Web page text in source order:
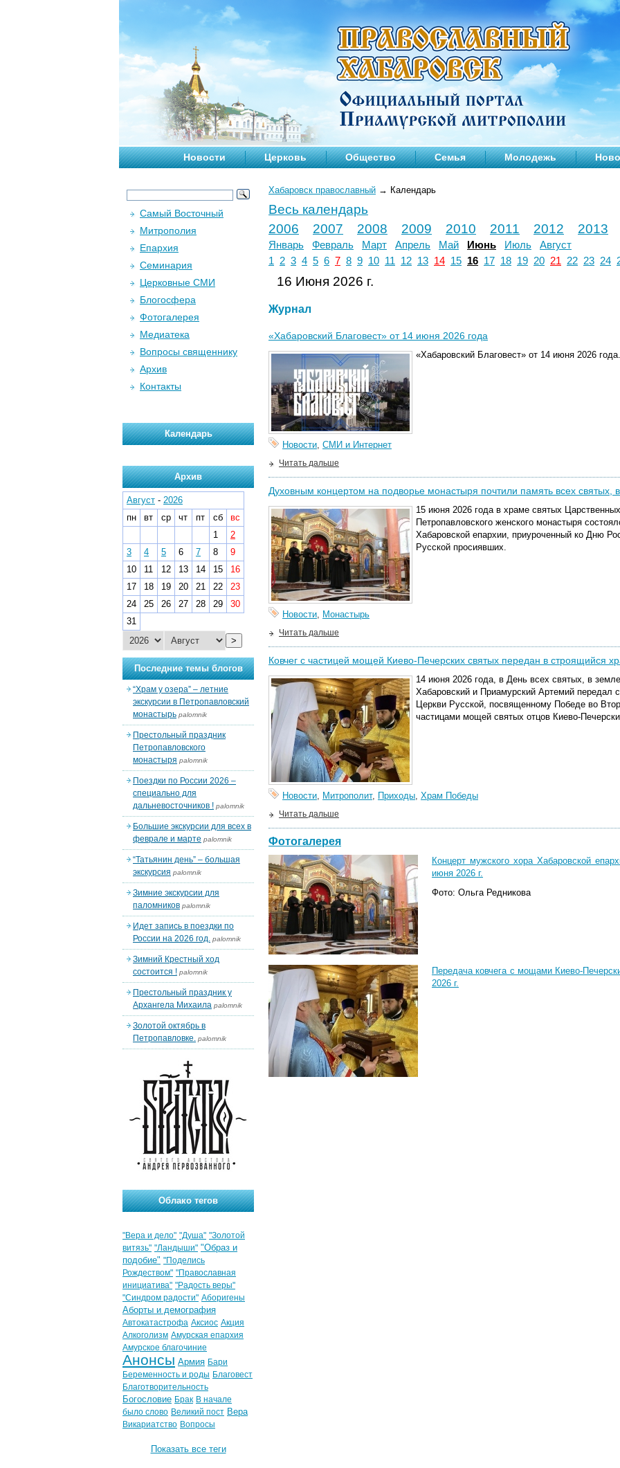
Новости Церковь Общество Семья Молодежь
Хабаровск православный → Календарь
Весь календарь
2006
2007 2008 2009 2010 2011 2012 2013
Январь Февраль Март Апрель Май Июнь Июль
Август
1
2 3 4 5 6 7 8 9 10 11 12 13 14 15 16 17 18 19 20 21 22 23 24
16 Июня 2026 г.
Журнал
«Хабаровский Благовест» от 14 июня 2026 года
«Хабаровский Благовест» от 14 июня 2026 года.
Новости, СМИ и Интернет
Читать дальше
Духовным концертом на подворье монастыря почтили память всех святых,
15 июня 2026 года в храме святых
Петропавловского женского монастыря
Хабаровской епархии, приуроченный ко Дню
Русской просиявших.
Новости, Монастырь
Читать дальше
Ковчег с частицей мощей Киево-Печерских святых передан в строящийся
14 июня 2026 года, в День всех святых, в
Хабаровский и Приамурский Артемий передал
Церкви Русской, посвященному Победе во
частицами мощей святых отцов Киево-
Новости, Митрополит, Приходы, Храм Победы
Читать дальше
Фотогалерея
Концерт мужского хора Хабаровской
июня 2026 г.
Фото: Ольга Редникова
Передача ковчега с мощами Киево-
2026 г.
Самый Восточный
Митрополия
Епархия
Семинария
Церковные СМИ
Блогосфера
Фотогалерея
Медиатека
Вопросы священнику
Архив
Контакты
Календарь
Архив
Август - 2026
пн
вт ср чт пт сб
вс
1
2
3
4 5 6 7 8
9
10
11 12 13 14 15
16
17
18 19 20 21 22
23
24
25 26 27 28 29
30
31
>
Последние темы блогов
“Храм у озера” – летние
экскурсии в Петропавловский
монастырь palomnik
Престольный праздник
Петропавловского
монастыря palomnik
Поездки по России 2026 –
специально для
дальневосточников ! palomnik
Большие экскурсии для всех в
феврале и марте palomnik
“Татьянин день” – большая
экскурсия palomnik
Зимние экскурсии для
паломников palomnik
Идет запись в поездки по
России на 2026 год. palomnik
Зимний Крестный ход
состоится ! palomnik
Престольный праздник у
Архангела Михаила palomnik
Золотой октябрь в
Петропавловке. palomnik
Облако тегов
"Вера и дело" "Душа" "Золотой
витязь" "Ландыши" "Образ и
подобие" "Поделись
Рождеством" "Православная
инициатива" "Радость веры"
"Синдром радости" Аборигены
Аборты и демография
Автокатастрофа Аксиос Акция
Алкоголизм Амурская епархия
Амурское благочиние
Анонсы Армия Бари
Беременность и роды Благовест
Благотворительность
Богословие Брак В начале
было слово Великий пост Вера
Викариатство Вопросы
Показать все теги